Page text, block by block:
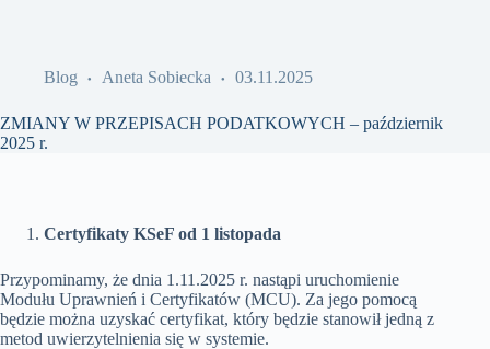
Blog Aneta Sobiecka 03.11.2025
ZMIANY W PRZEPISACH PODATKOWYCH – październik
2025 r.
Certyfikaty KSeF od 1 listopada
Przypominamy, że dnia 1.11.2025 r. nastąpi uruchomienie
Modułu Uprawnień i Certyfikatów (MCU). Za jego pomocą
będzie można uzyskać certyfikat, który będzie stanowił jedną z
metod uwierzytelnienia się w systemie.